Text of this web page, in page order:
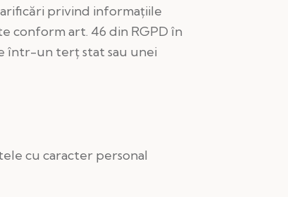
privind informațiile
conform art. 46 din RGPD în
într-un terț stat sau unei
cu caracter personal